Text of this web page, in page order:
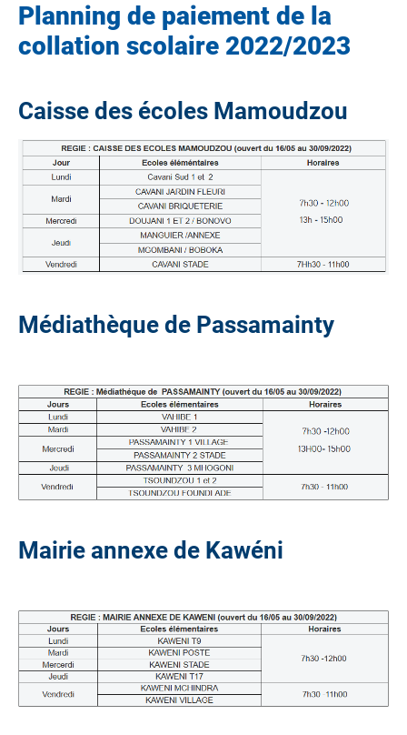
Planning de paiement de la
collation scolaire 2022/2023
Caisse des écoles Mamoudzou
Médiathèque de Passamainty
Mairie annexe de Kawéni